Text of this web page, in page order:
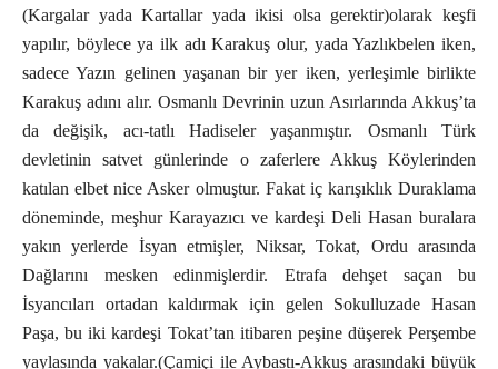
(Kargalar yada Kartallar yada ikisi olsa gerektir)olarak keşfi
yapılır, böylece ya ilk adı Karakuş olur, yada Yazlıkbelen iken,
sadece Yazın gelinen yaşanan bir yer iken, yerleşimle birlikte
Karakuş adını alır. Osmanlı Devrinin uzun Asırlarında Akkuş’ta
da değişik, acı-tatlı Hadiseler yaşanmıştır. Osmanlı Türk
devletinin satvet günlerinde o zaferlere Akkuş Köylerinden
katılan elbet nice Asker olmuştur. Fakat iç karışıklık Duraklama
döneminde, meşhur Karayazıcı ve kardeşi Deli Hasan buralara
yakın yerlerde İsyan etmişler, Niksar, Tokat, Ordu arasında
Dağlarını mesken edinmişlerdir. Etrafa dehşet saçan bu
İsyancıları ortadan kaldırmak için gelen Sokulluzade Hasan
Paşa, bu iki kardeşi Tokat’tan itibaren peşine düşerek Perşembe
yaylasında yakalar.(Çamiçi ile Aybastı-Akkuş arasındaki büyük